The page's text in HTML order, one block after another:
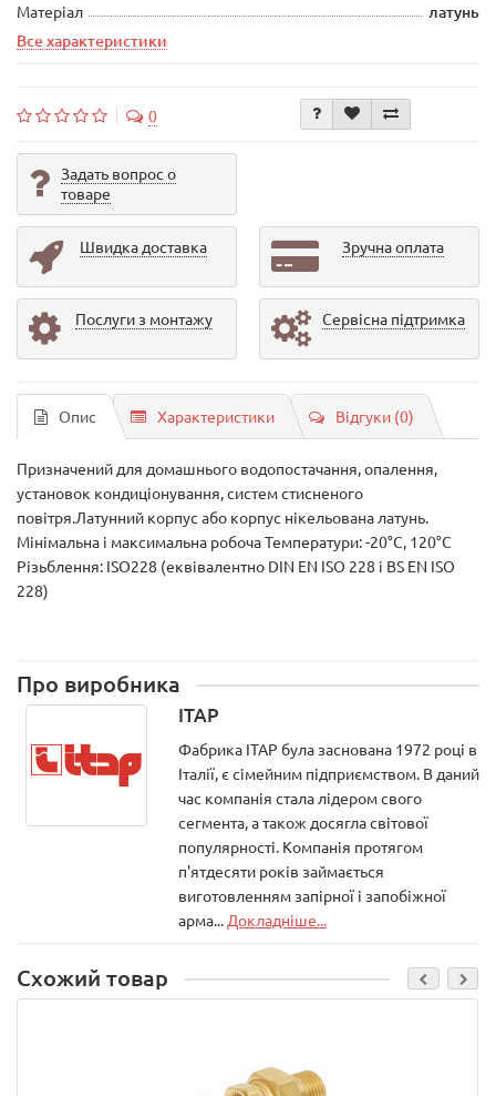
Матеріал
латунь
Все характеристики
0
Задать вопрос о
товаре
Швидка доставка Зручна оплата
Послуги з монтажу Сервісна підтримка
Опис Характеристики Відгуки (0)
Призначений для домашнього водопостачання, опалення,
установок кондиціонування, систем стисненого
повітря.Латунний корпус або корпус нікельована латунь.
Мінімальна і максимальна робоча Температури: -20°C, 120°C
Різьблення: ISO228 (еквівалентно DIN EN ISO 228 і BS EN ISO
228)
Про виробника
ITAP
Фабрика ITAP була заснована 1972 році в
Італії, є сімейним підприємством. В даний
час компанія стала лідером свого
сегмента, а також досягла світової
популярності. Компанія протягом
п'ятдесяти років займається
виготовленням запірної і запобіжної
арма... Докладніше...
Схожий товар